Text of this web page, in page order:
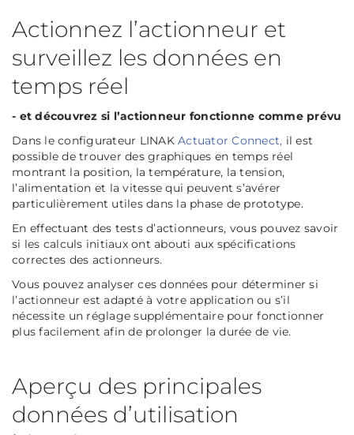
Actionnez l’actionneur et
surveillez les données en
temps réel
- et découvrez si l’actionneur fonctionne comme prévu
Dans le configurateur LINAK Actuator Connect, il est
possible de trouver des graphiques en temps réel
montrant la position, la température, la tension,
l’alimentation et la vitesse qui peuvent s’avérer
particulièrement utiles dans la phase de prototype.
En effectuant des tests d’actionneurs, vous pouvez savoir
si les calculs initiaux ont abouti aux spécifications
correctes des actionneurs.
Vous pouvez analyser ces données pour déterminer si
l’actionneur est adapté à votre application ou s’il
nécessite un réglage supplémentaire pour fonctionner
plus facilement afin de prolonger la durée de vie.
Aperçu des principales
données d’utilisation